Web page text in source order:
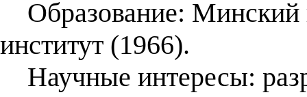
Образование: Минский
институт (1966).
Научные интересы: